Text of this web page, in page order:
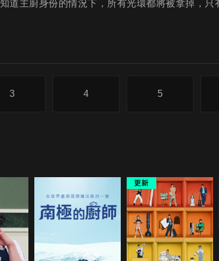
知道主廚身份的情況下，所有光環都將被拿掉，只
3 4 5